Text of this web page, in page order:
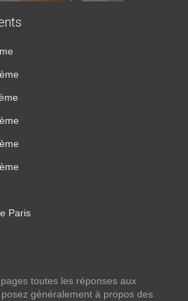
Paris
toutes les réponses aux
généralement à propos des